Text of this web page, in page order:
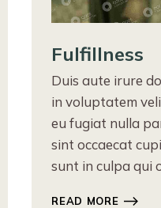
Fulfillness
Duis aute irure
in voluptatem
eu fugiat nulla
sint occaecat
sunt in culpa qui
READ MORE